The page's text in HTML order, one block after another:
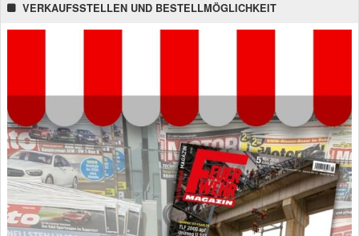
VERKAUFSSTELLEN UND BESTELLMÖGLICHKEIT